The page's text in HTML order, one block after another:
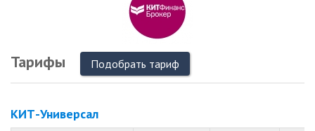
Тарифы Подобрать тариф
КИТ-Универсал